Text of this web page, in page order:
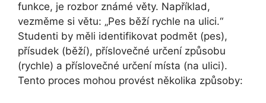
funkce, je rozbor známé věty. Například,
vezměme si větu: „Pes běží rychle na ulici.“
Studenti by měli identifikovat podmět (pes),
přísudek (běží), příslovečné určení způsobu
(rychle) a příslovečné určení místa (na ulici).
Tento proces mohou provést několika způsoby: